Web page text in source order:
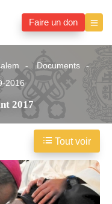
Faire un don
Documents
2016
2017
Tout voir